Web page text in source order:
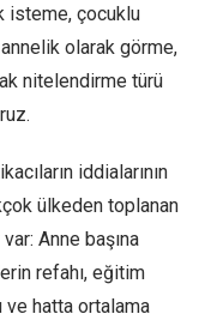
isteme, çocuklu
olarak görme,
nitelendirme türü
iddialarının
ülkeden toplanan
Anne başına
refahı, eğitim
ve hatta ortalama